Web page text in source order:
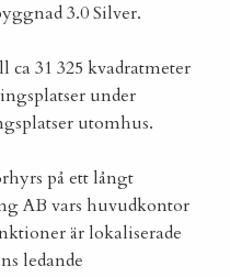
3.0 Silver.
31 325 kvadratmeter
under
utomhus.
på ett långt
AB vars huvudkontor
är lokaliserade
ledande